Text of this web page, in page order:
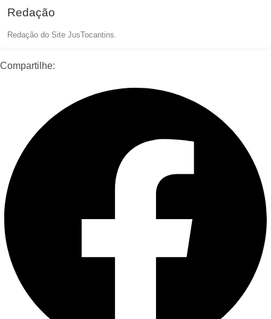
Redação
Redação do Site JusTocantins.
Compartilhe: